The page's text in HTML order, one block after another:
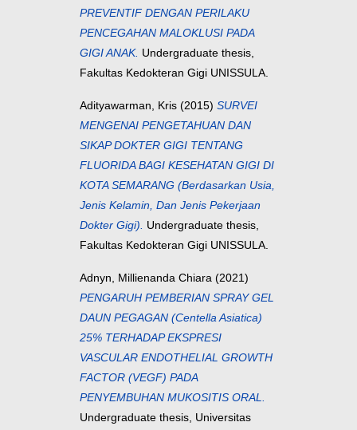
PREVENTIF DENGAN PERILAKU
PENCEGAHAN MALOKLUSI PADA
GIGI ANAK. Undergraduate thesis,
Fakultas Kedokteran Gigi UNISSULA.
Adityawarman, Kris (2015) SURVEI
MENGENAI PENGETAHUAN DAN
SIKAP DOKTER GIGI TENTANG
FLUORIDA BAGI KESEHATAN GIGI DI
KOTA SEMARANG (Berdasarkan Usia,
Jenis Kelamin, Dan Jenis Pekerjaan
Dokter Gigi). Undergraduate thesis,
Fakultas Kedokteran Gigi UNISSULA.
Adnyn, Millienanda Chiara (2021)
PENGARUH PEMBERIAN SPRAY GEL
DAUN PEGAGAN (Centella Asiatica)
25% TERHADAP EKSPRESI
VASCULAR ENDOTHELIAL GROWTH
FACTOR (VEGF) PADA
PENYEMBUHAN MUKOSITIS ORAL.
Undergraduate thesis, Universitas